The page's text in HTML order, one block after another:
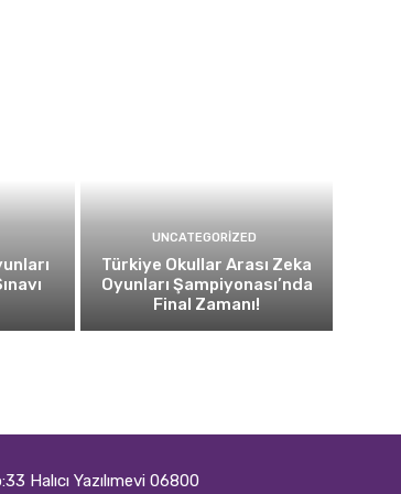
UNCATEGORIZED
Türkiye Okullar Arası Zeka
Oyunları Şampiyonası’nda
Final Zamanı!
Halıcı Yazılımevi 06800